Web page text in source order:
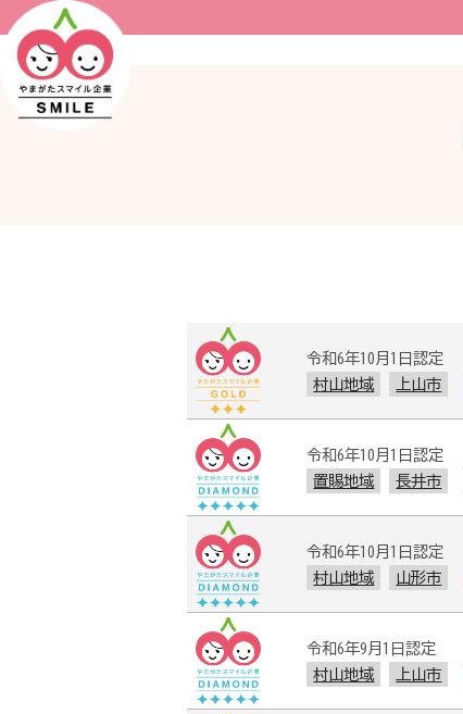
令和6年10月1日認定
村山地域
上山市
令和6年10月1日認定
置賜地域
長井市
令和6年10月1日認定
村山地域
山形市
令和6年9月1日認定
村山地域
上山市